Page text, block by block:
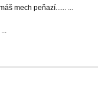
mech peňazí...... ...